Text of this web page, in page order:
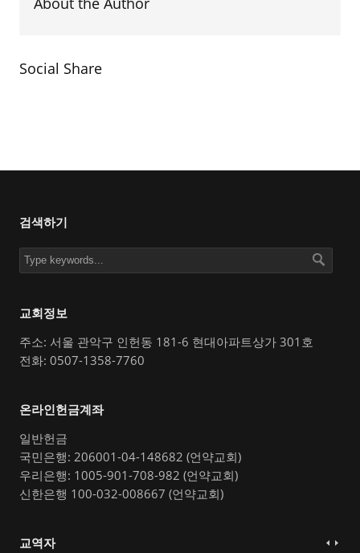
Social Share
검색하기
교회정보
주소: 서울 관악구 인헌동 181-6 현대아파트상가 301호
전화: 0507-1358-7760
온라인헌금계좌
일반헌금
국민은행: 206001-04-148682 (언약교회)
우리은행: 1005-901-708-982 (언약교회)
신한은행 100-032-008667 (언약교회)
교역자